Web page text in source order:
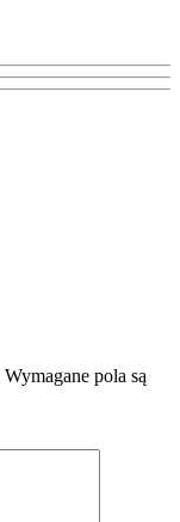
Wymagane pola są